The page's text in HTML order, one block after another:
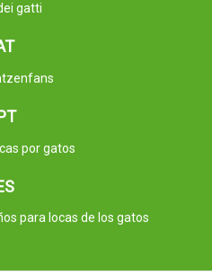
gatti
por gatos
para locas de los gatos